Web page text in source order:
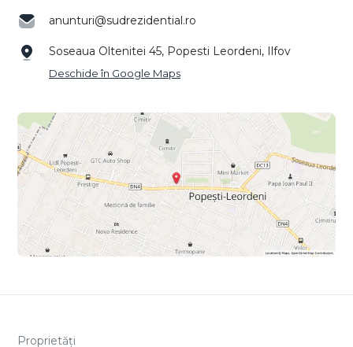
anunturi@sudrezidential.ro
Soseaua Oltenitei 45, Popesti Leordeni, Ilfov
Deschide în Google Maps
Proprietăți